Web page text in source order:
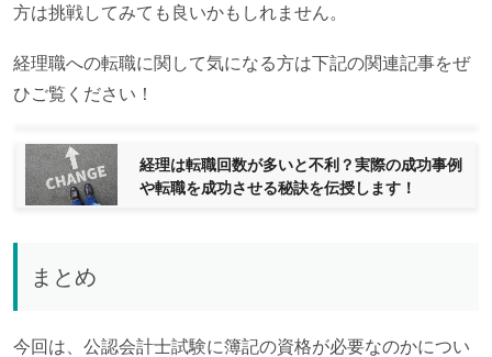
方は挑戦してみても良いかもしれません。
経理職への転職に関して気になる方は下記の関連記事をぜ
ひご覧ください！
経理は転職回数が多いと不利？実際の成功事例
や転職を成功させる秘訣を伝授します！
まとめ
今回は、公認会計士試験に簿記の資格が必要なのかについ